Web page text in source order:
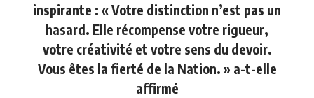
inspirante : « Votre distinction n’est pas un
hasard. Elle récompense votre rigueur,
votre créativité et votre sens du devoir.
Vous êtes la fierté de la Nation. » a-t-elle
affirmé